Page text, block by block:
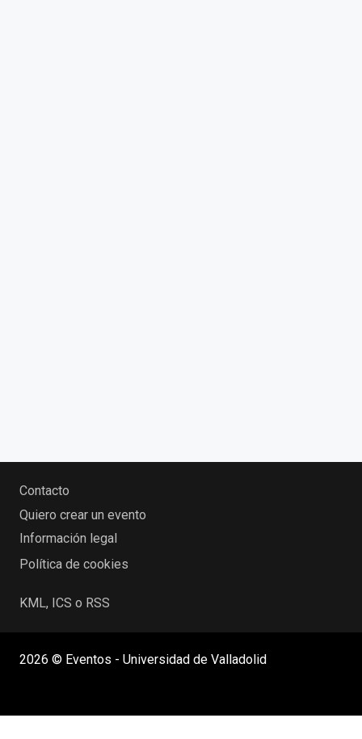
Contacto
Quiero crear un evento
Información legal
Política de cookies
KML, ICS o RSS
2026 © Eventos - Universidad de Valladolid